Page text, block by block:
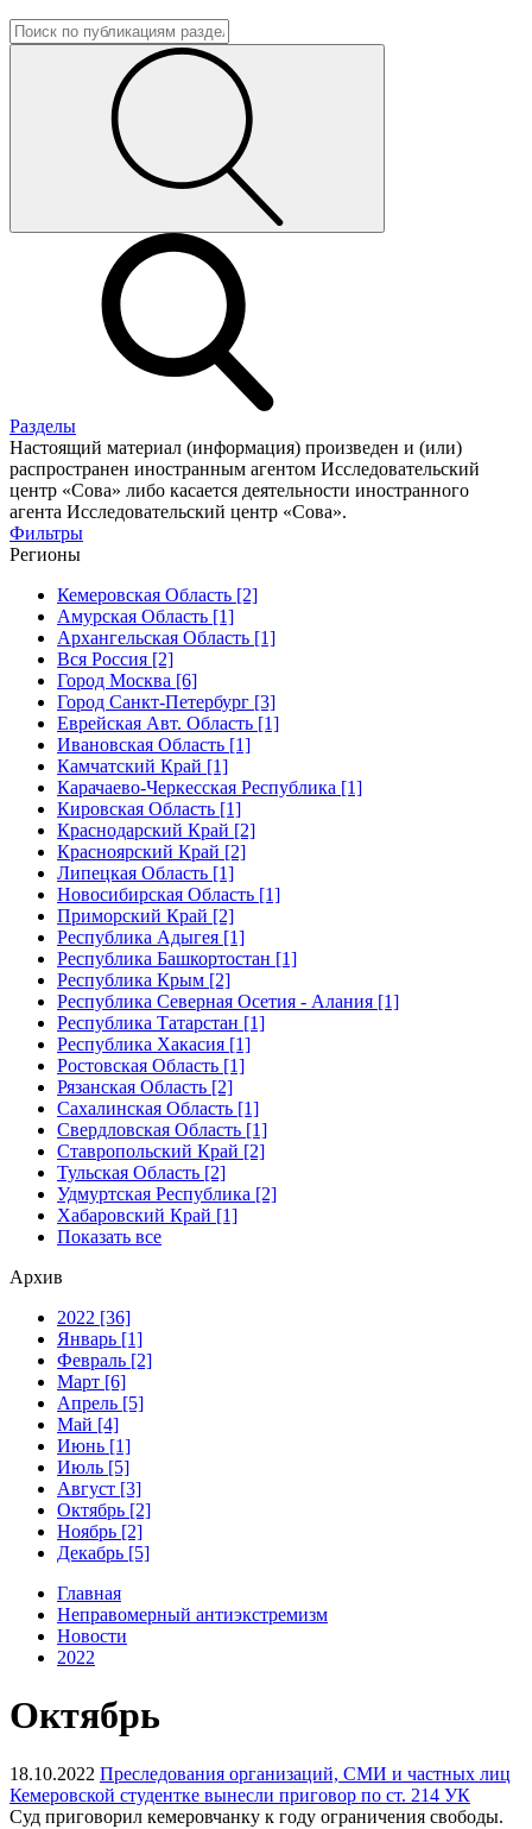
Разделы
Настоящий материал (информация) произведен и (или)
распространен иностранным агентом Исследовательский
центр «Сова» либо касается деятельности иностранного
агента Исследовательский центр «Сова».
Фильтры
Регионы
Кемеровская Область [2]
Амурская Область [1]
Архангельская Область [1]
Вся Россия [2]
Город Москва [6]
Город Санкт-Петербург [3]
Еврейская Авт. Область [1]
Ивановская Область [1]
Камчатский Край [1]
Карачаево-Черкесская Республика [1]
Кировская Область [1]
Краснодарский Край [2]
Красноярский Край [2]
Липецкая Область [1]
Новосибирская Область [1]
Приморский Край [2]
Республика Адыгея [1]
Республика Башкортостан [1]
Республика Крым [2]
Республика Северная Осетия - Алания [1]
Республика Татарстан [1]
Республика Хакасия [1]
Ростовская Область [1]
Рязанская Область [2]
Сахалинская Область [1]
Свердловская Область [1]
Ставропольский Край [2]
Тульская Область [2]
Удмуртская Республика [2]
Хабаровский Край [1]
Показать все
Архив
2022 [36]
Январь [1]
Февраль [2]
Март [6]
Апрель [5]
Май [4]
Июнь [1]
Июль [5]
Август [3]
Октябрь [2]
Ноябрь [2]
Декабрь [5]
Главная
Неправомерный антиэкстремизм
Новости
2022
Октябрь
18.10.2022 Преследования организаций, СМИ и частных лиц
Кемеровской студентке вынесли приговор по ст. 214 УК
Суд приговорил кемеровчанку к году ограничения свободы.